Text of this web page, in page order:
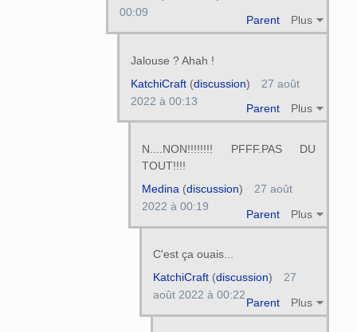
Parent Plus
00:09
Jalouse ? Ahah !
Parent Plus
KatchiCraft(discussion)
27 août
2022 à 00:13
N....NON!!!!!!!! PFFF.PAS DU
TOUT!!!!
Parent Plus
Medina (discussion)
27 août
2022 à 00:19
C'est ça ouais...
Parent Plus
KatchiCraft(discussion)
27
août 2022 à 00:22